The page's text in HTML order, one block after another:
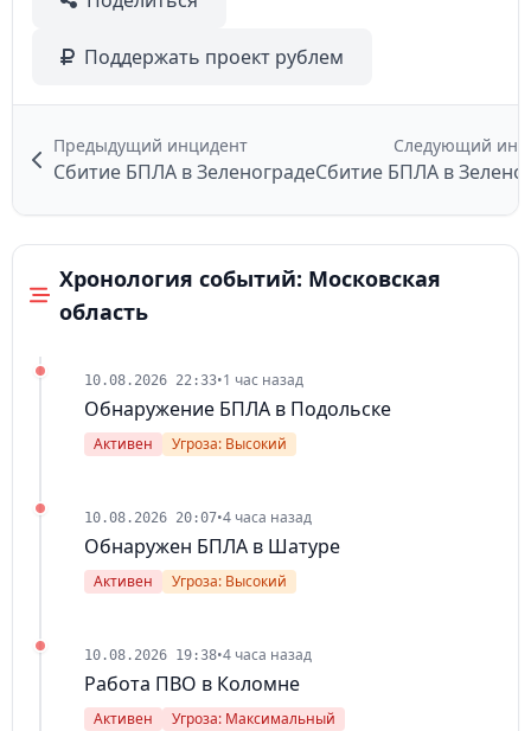
Поддержать проект рублем
Предыдущий инцидент
Сбитие БПЛА в Зеленограде
Следующий
Сбитие БПЛА в
Хронология событий: Московская
область
10.08.2026 22:33•1 час назад
Обнаружение БПЛА в Подольске
Активен Угроза: Высокий
10.08.2026 20:07•4 часа назад
Обнаружен БПЛА в Шатуре
Активен Угроза: Высокий
10.08.2026 19:38•4 часа назад
Работа ПВО в Коломне
Активен Угроза: Максимальный